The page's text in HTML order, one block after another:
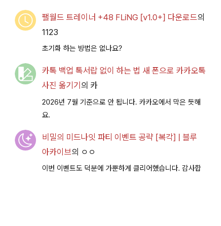
팰월드 트레이너 +48 FLiNG [v1.0+] 다운로드의
1123
초기화 하는 방법은 없나요?
카톡 백업 톡서랍 없이 하는 법 새 폰으로 카카오톡
사진 옮기기 의 카
2026년 7월 기준으로 안 됩니다. 카카오에서 막은 듯해
요.
비밀의 미드나잇 파티 이벤트 공략 [복각] | 블루
아카이브의 ㅇㅇ
이번 이벤트도 덕분에 가뿐하게 클리어했습니다. 감사합